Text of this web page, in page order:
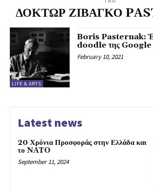
ΔΟΚΤΩΡ ΖΙΒΑΓΚΟ
LIFE & ARTS
Boris Pasternak:
doodle της Google
February 10, 2021
Latest news
20 Χρόνια Προσφοράς στην Ελλάδα και
το NATO
September 11, 2024